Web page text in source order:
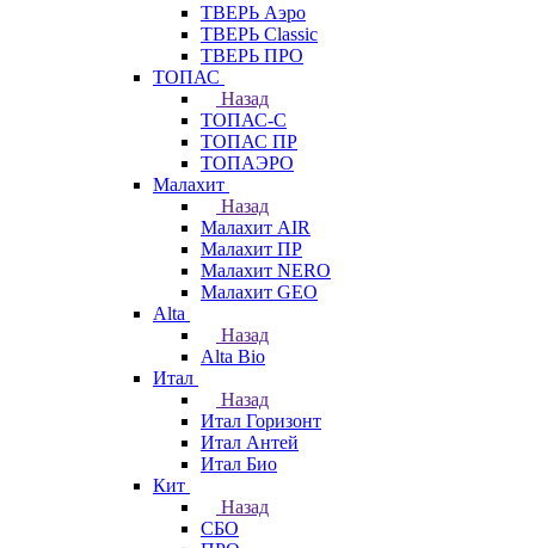
ТВЕРЬ Аэро
ТВЕРЬ Classic
ТВЕРЬ ПРО
ТОПАС
Назад
ТОПАС-С
ТОПАС ПР
ТОПАЭРО
Малахит
Назад
Малахит AIR
Малахит ПР
Малахит NERO
Малахит GEO
Alta
Назад
Alta Bio
Итал
Назад
Итал Горизонт
Итал Антей
Итал Био
Кит
Назад
СБО